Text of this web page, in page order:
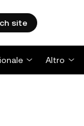
site
Altro